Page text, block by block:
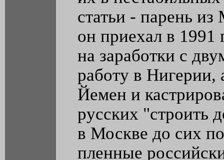
статьи - парень
он приехал в 1991
на заработки с
работу в Нигерии,
Йемен и
русских "строить
в Москве до сих
пленные